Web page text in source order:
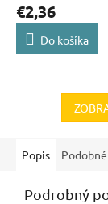
€2,36
Do košíka
Popis
Podrobný